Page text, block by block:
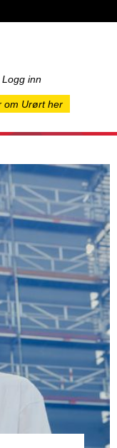
Logg inn
om Urørt her